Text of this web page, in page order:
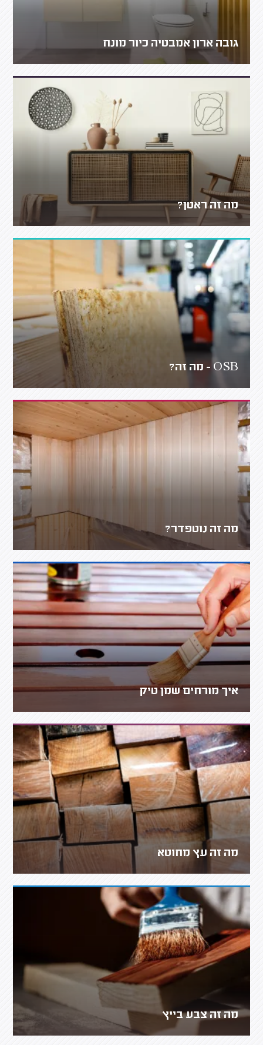
גובה ארון אמבטיה כיור מונח
מה זה ראטן?
OSB - מה זה?
מה זה נוטפדר?
איך מורחים שמן טיק
מה זה עץ מחוטא
מה זה צבע בייץ